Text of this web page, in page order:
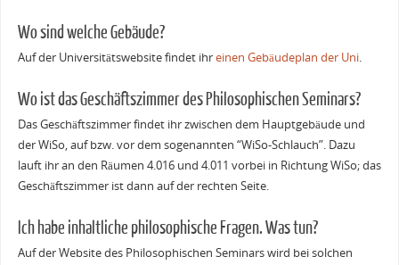
Wo sind welche Gebäude?
Auf der Universitätswebsite findet ihreinen Gebäudeplan der Uni.
Wo ist das Geschäftszimmer des Philosophischen Seminars?
Das Geschäftszimmer findet ihr zwischen dem Hauptgebäude und
der WiSo, auf bzw. vor dem sogenannten “WiSo-Schlauch”. Dazu
lauft ihr an den Räumen 4.016 und 4.011 vorbei in Richtung WiSo; das
Geschäftszimmer ist dann auf der rechten Seite.
Ich habe inhaltliche philosophische Fragen. Was tun?
Auf der Website des Philosophischen Seminars wird bei solchen